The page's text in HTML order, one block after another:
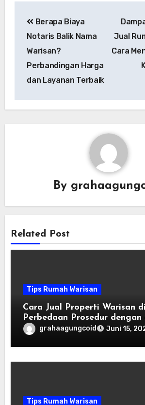
Berapa Biaya
Notaris Balik Nama
Warisan?
Perbandingan Harga
dan Layanan Terbaik
Jual
Cara
By
Related Post
Tips Rumah Warisan
Cara Jual Properti Warisan
Perbedaan Prosedur
Besargrahaagungcoid Juni 15,
Tips Rumah Warisan